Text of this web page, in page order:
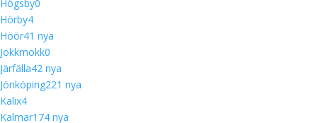
Högsby0
Hörby4
Höör41 nya
Jokkmokk0
Järfälla42 nya
Jönköping221 nya
Kalix4
Kalmar174 nya